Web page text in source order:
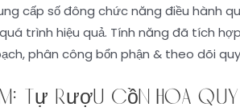
cấp số đông chức năng điều hành
trình hiệu quả. Tính năng đã tích
phân công bổn phận & theo dõi
Tự rượu cồn hóa